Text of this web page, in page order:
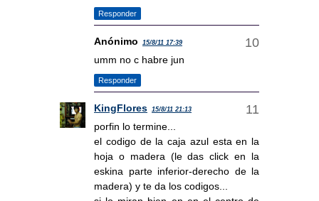
Responder
Anónimo 15/8/11 17:39
umm no c habre jun
Responder
KingFlores 15/8/11 21:13
porfin lo termine...
el codigo de la caja azul esta en la
hoja o madera (le das click en la
eskina parte inferior-derecho de la
madera) y te da los codigos...